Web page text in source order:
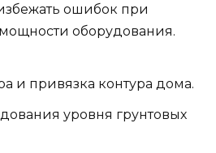
ошибок при
оборудования.
и привязка контура дома.
уровня грунтовых